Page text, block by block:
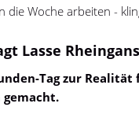
die Woche arbeiten -
Lasse
Tag zur